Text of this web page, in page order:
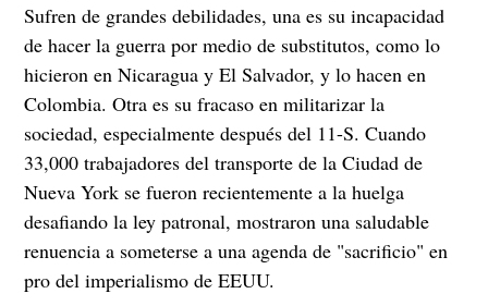
Sufren de grandes debilidades, una es su incapacidad
de hacer la guerra por medio de substitutos, como lo
hicieron en Nicaragua y El Salvador, y lo hacen en
Colombia. Otra es su fracaso en militarizar la
sociedad, especialmente después del 11-S. Cuando
33,000 trabajadores del transporte de la Ciudad de
Nueva York se fueron recientemente a la huelga
desafiando la ley patronal, mostraron una saludable
renuencia a someterse a una agenda de "sacrificio" en
pro del imperialismo de EEUU.